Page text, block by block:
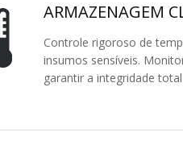
ARMAZENAGEM
Controle rigoroso de
insumos sensíveis.
garantir a integridade